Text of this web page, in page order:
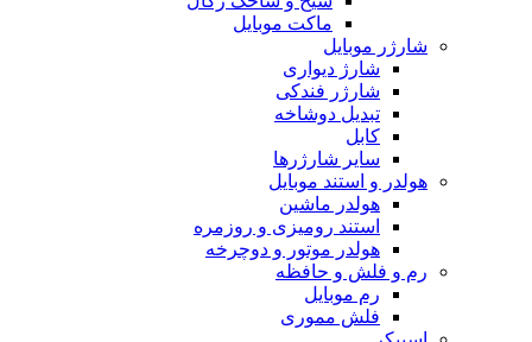
ماکت موبایل
شارژر موبایل
شارژ دیواری
شارژر فندکی
تبدیل دوشاخه
کابل
سایر شارژرها
هولدر و استند موبایل
هولدر ماشین
استند رومیزی و روزمره
هولدر موتور و دوچرخه
رم و فلش و حافظه
رم موبایل
فلش مموری